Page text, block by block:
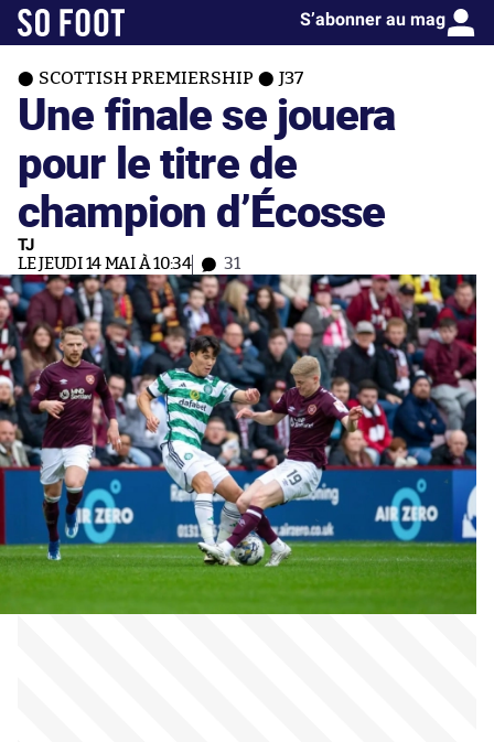
S’abonner au mag
SCOTTISH PREMIERSHIP J37
Une finale se jouera
pour le titre de
champion d’Écosse
TJ
LE JEUDI 14 MAI À 10:34 31